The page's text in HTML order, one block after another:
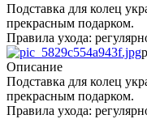
Подставка для колец
прекрасным подарком.
Правила ухода:
Описание
Подставка для колец
прекрасным подарком.
Правила ухода: